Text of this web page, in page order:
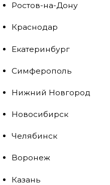
Ростов-на-Дону
Краснодар
Екатеринбург
Симферополь
Нижний Новгород
Новосибирск
Челябинск
Воронеж
Казань